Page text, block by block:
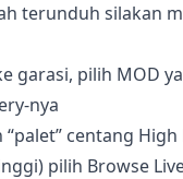
terunduh silakan
garasi, pilih MOD
nya
“palet” centang
pilih Browse